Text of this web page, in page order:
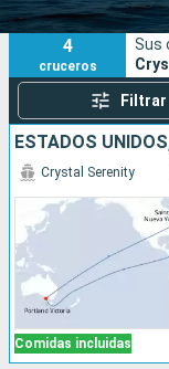
Puertos
4
cruceros
Sus
Filtrar
ESTADOS
Comidas incluidas
Crystal Serenity